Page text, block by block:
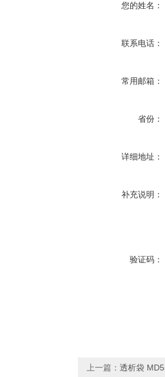
您的姓名：
联系电话：
常用邮箱：
省份：
详细地址：
补充说明：
验证码：
上一篇： 透析袋